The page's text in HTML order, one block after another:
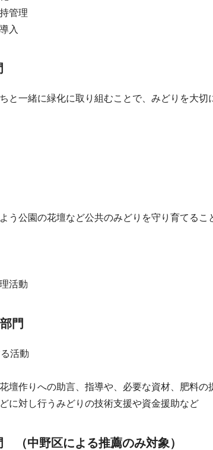
管理
入
と一緒に緑化に取り組むことで、みどりを大切
う公園の花壇など公共のみどりを守り育てる
活動
門
活動
壇作りへの助言、指導や、必要な資材、肥料の
に対し行うみどりの技術支援や資金援助など
（中野区による推薦のみ対象）